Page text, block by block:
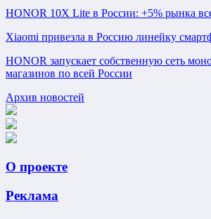
HONOR 10X Lite в России: +5% рынка
Xiaomi привезла в Россию линейку
HONOR запускает собственную сеть
магазинов по всей России
Архив новостей
О проекте
Реклама